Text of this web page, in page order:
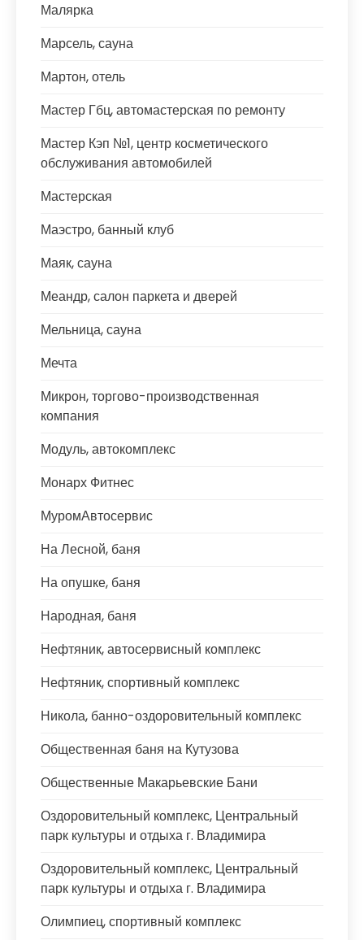
Малярка
Марсель, сауна
Мартон, отель
Мастер Гбц, автомастерская по ремонту
Мастер Кэп №1, центр косметического
обслуживания автомобилей
Мастерская
Маэстро, банный клуб
Маяк, сауна
Меандр, салон паркета и дверей
Мельница, сауна
Мечта
Микрон, торгово-производственная
компания
Модуль, автокомплекс
Монарх Фитнес
МуромАвтосервис
На Лесной, баня
На опушке, баня
Народная, баня
Нефтяник, автосервисный комплекс
Нефтяник, спортивный комплекс
Никола, банно-оздоровительный комплекс
Общественная баня на Кутузова
Общественные Макарьевские Бани
Оздоровительный комплекс, Центральный
парк культуры и отдыха г. Владимира
Оздоровительный комплекс, Центральный
парк культуры и отдыха г. Владимира
Олимпиец, спортивный комплекс